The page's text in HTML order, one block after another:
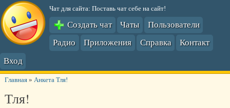
Чат для сайта: Поставь чат себе на сайт!
Создать чат Чаты
Пользователи
Радио
Приложения Справка
Контакт
Вход
Главная» Анкета Тля!
Тля!